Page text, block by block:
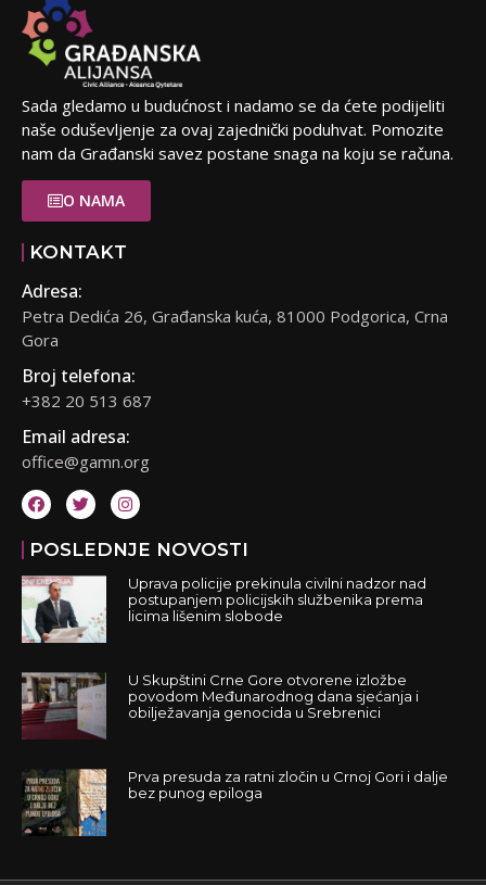
Sada gledamo u budućnost i nadamo se da ćete podijeliti
naše oduševljenje za ovaj zajednički poduhvat. Pomozite
nam da Građanski savez postane snaga na koju se računa.
O NAMA
KONTAKT
Adresa:
Petra Dedića 26, Građanska kuća, 81000 Podgorica, Crna
Gora
Broj telefona:
+382 20 513 687
Email adresa:
office@gamn.org
POSLEDNJE NOVOSTI
Uprava policije prekinula civilni nadzor nad
postupanjem policijskih službenika prema
licima lišenim slobode
U Skupštini Crne Gore otvorene izložbe
povodom Međunarodnog dana sjećanja i
obilježavanja genocida u Srebrenici
Prva presuda za ratni zločin u Crnoj Gori i dalje
bez punog epiloga